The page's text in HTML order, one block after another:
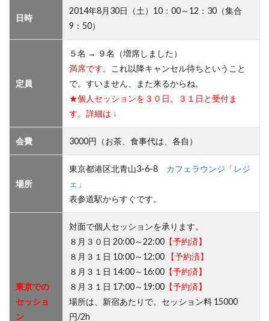
日時
2014年8月30日（土）10：00～12：30（集合
9：50）
定員
５名 → ９名（増席しました）
満席です。
これ以降キャンセル待ちということ
で。すいません、また来るからね。
★個人セッションを３０日、３１日と受付ま
す。詳細は ↓
会費 3000円（お茶、食事代は、各自）
場所
東京都港区北青山3-6-8 カフェラウンジ「レジ
ェ」
表参道駅からすぐです。
東京での
セッショ
ン
対面で個人セッションを承ります。
８月３０日 20:00～22:00 【予約済】
８月３１日 10:00～12:00
【予約済】
８月３１日 14:00～16:00 【予約済】
８月３１日 17:00～19:00 【予約済】
場所は、新宿あたりで。セッション料 15000
円/2h